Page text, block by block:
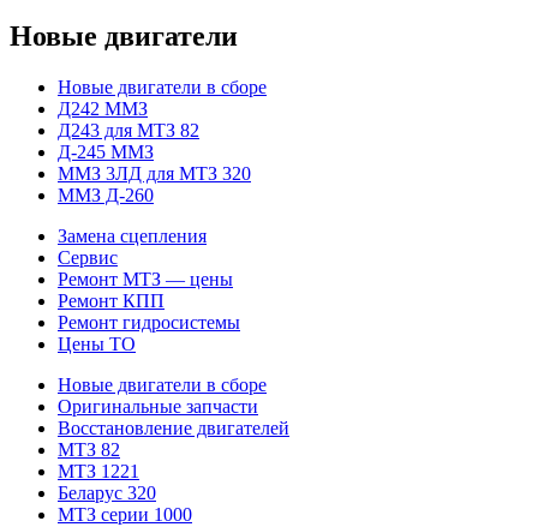
Новые двигатели
Новые двигатели в сборе
Д242 ММЗ
Д243 для МТЗ 82
Д-245 ММЗ
ММЗ 3ЛД для МТЗ 320
ММЗ Д-260
Замена сцепления
Сервис
Ремонт МТЗ — цены
Ремонт КПП
Ремонт гидросистемы
Цены ТО
Новые двигатели в сборе
Оригинальные запчасти
Восстановление двигателей
МТЗ 82
МТЗ 1221
Беларус 320
МТЗ серии 1000